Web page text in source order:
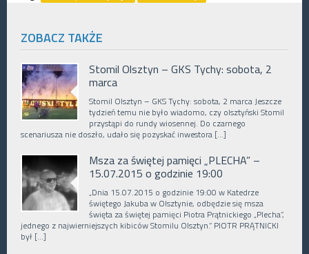
ZOBACZ TAKŻE
Stomil Olsztyn – GKS Tychy: sobota, 2
marca
Stomil Olsztyn – GKS Tychy: sobota, 2 marca Jeszcze
tydzień temu nie było wiadomo, czy olsztyński Stomil
przystąpi do rundy wiosennej. Do czarnego
scenariusza nie doszło, udało się pozyskać inwestora […]
Msza za świętej pamięci „PLECHA” –
15.07.2015 o godzinie 19:00
„Dnia 15.07.2015 o godzinie 19:00 w Katedrze
świętego Jakuba w Olsztynie, odbędzie się msza
święta za świętej pamięci Piotra Prątnickiego „Plecha”,
jednego z najwierniejszych kibiców Stomilu Olsztyn.” PIOTR PRĄTNICKI
był […]